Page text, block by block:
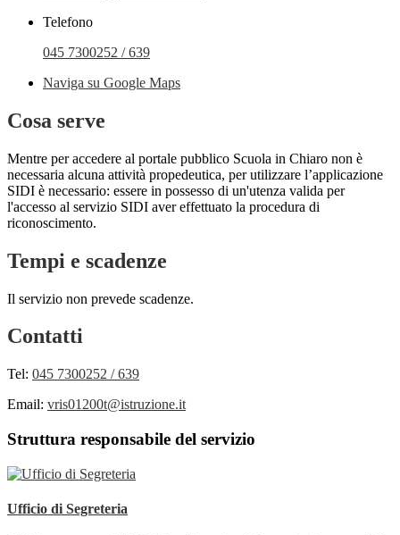
Telefono
045 7300252 / 639
Naviga su Google Maps
Cosa serve
Mentre per accedere al portale pubblico Scuola in Chiaro non è
necessaria alcuna attività propedeutica, per utilizzare l’applicazione
SIDI è necessario: essere in possesso di un'utenza valida per
l'accesso al servizio SIDI aver effettuato la procedura di
riconoscimento.
Tempi e scadenze
Il servizio non prevede scadenze.
Contatti
Tel: 045 7300252 / 639
Email: vris01200t@istruzione.it
Struttura responsabile del servizio
Ufficio di Segreteria